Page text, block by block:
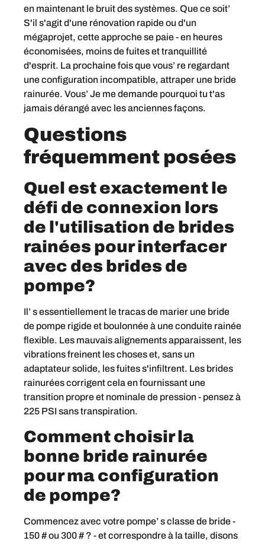
en maintenant le bruit des systèmes. Que ce soit’
S'il s'agit d'une rénovation rapide ou d'un
mégaprojet, cette approche se paie - en heures
économisées, moins de fuites et tranquillité
d'esprit. La prochaine fois que vous’ re regardant
une configuration incompatible, attraper une bride
rainurée. Vous’ Je me demande pourquoi tu t'as
jamais dérangé avec les anciennes façons.
Questions
fréquemment posées
Quel est exactement le
défi de connexion lors
de l'utilisation de brides
rainées pour interfacer
avec des brides de
pompe?
Il’ s essentiellement le tracas de marier une bride
de pompe rigide et boulonnée à une conduite rainée
flexible. Les mauvais alignements apparaissent, les
vibrations freinent les choses et, sans un
adaptateur solide, les fuites s'infiltrent. Les brides
rainurées corrigent cela en fournissant une
transition propre et nominale de pression - pensez à
225 PSI sans transpiration.
Comment choisir la
bonne bride rainurée
pour ma configuration
de pompe?
Commencez avec votre pompe’ s classe de bride -
150 # ou 300 # ? - et correspondre à la taille, disons